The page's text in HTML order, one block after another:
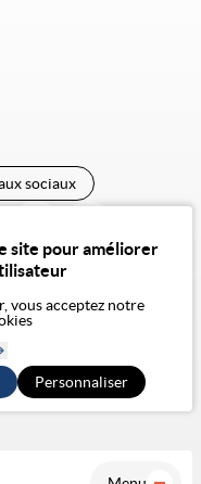
site pour améliorer
vous acceptez notre
le
Personnaliser
sociaux
CGA
: non conforme